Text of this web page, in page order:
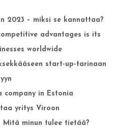
2023 – miksi se kannattaa?
advantages is its
worldwide
start-up-tarinaan
company in Estonia
yritys Viroon
Mitä minun tulee tietää?